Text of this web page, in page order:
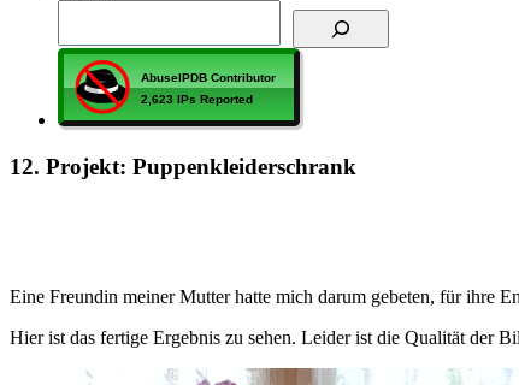
12. Projekt: Puppenkleiderschrank
Eine Freundin meiner Mutter hatte mich darum gebeten, für ihre
Hier ist das fertige Ergebnis zu sehen. Leider ist die Qualität der